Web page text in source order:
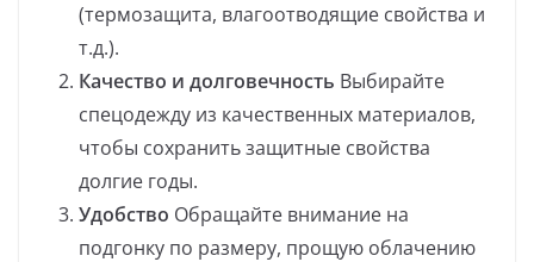
(термозащита, влагоотводящие свойства и
т.д.).
Качество и долговечность Выбирайте
спецодежду из качественных материалов,
чтобы сохранить защитные свойства
долгие годы.
Удобство Обращайте внимание на
подгонку по размеру, прощую облачению